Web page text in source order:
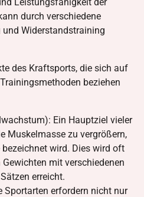
durch verschiedene
Widerstandstraining
des Kraftsports, die sich auf
beziehen
Ein Hauptziel vieler
Muskelmasse zu vergrößern,
wird. Dies wird oft
mit verschiedenen
erreicht.
Sportarten erfordern nicht nur